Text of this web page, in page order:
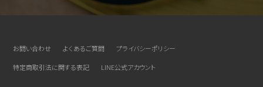
お問い合わせ よくあるご質問
プライバシーポリシー
特定商取引法に関する表記
LINE公式アカウント